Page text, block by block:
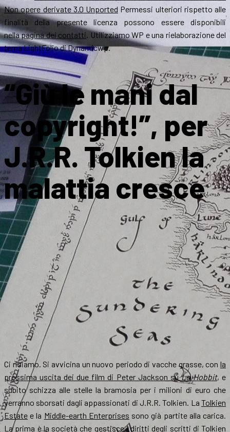
Non opere derivate 3.0 Unported Permessi ulteriori rispetto alle
finalità della presente licenza possono essere disponibili
nellapagina dei contatti. Utilizziamo WP e una rielaborazione del
tema LightFolio di Dynamicwp.
“Giù le mani dal
copyright!”, per
J.R.R. Tolkien la
malattia cresce
Ci risiamo. Si avvicina un nuovo periodo di vacche grasse, con la
prossima uscita dei due film di Peter Jackson suLo Hobbit, e
subito schizza alle stelle la bramosia per i milioni di euro che
verranno sborsati dagli appassionati di J.R.R. Tolkien. La Tolkien
Estate e la Middle-earth Enterprises sono già partite alla carica.
La prima è la società che gestisce i diritti degli scritti di Tolkien